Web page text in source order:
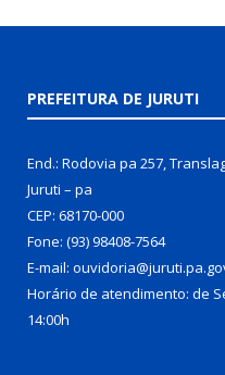
PREFEITURA DE JURUTI
End.: Rodovia pa 257,
Juruti – pa
CEP: 68170-000
Fone: (93) 98408-7564
E-mail:
Horário de atendimento: de
14:00h